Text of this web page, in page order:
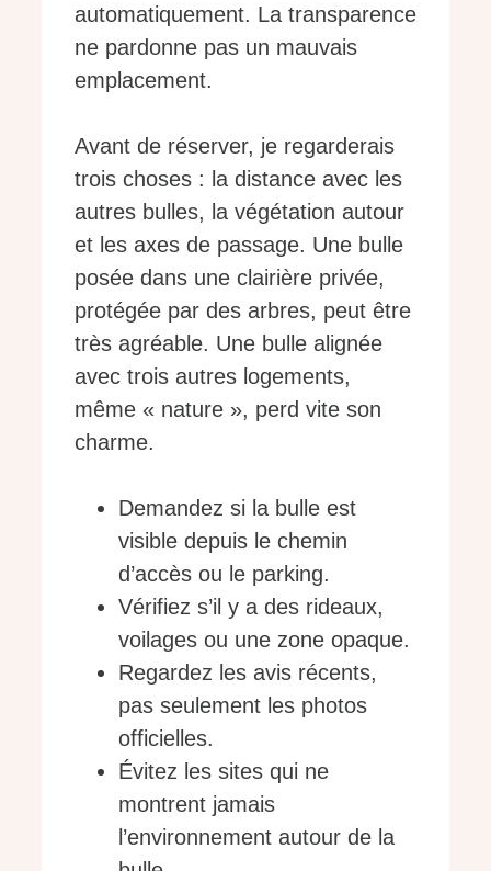
automatiquement. La transparence
ne pardonne pas un mauvais
emplacement.
Avant de réserver, je regarderais
trois choses : la distance avec les
autres bulles, la végétation autour
et les axes de passage. Une bulle
posée dans une clairière privée,
protégée par des arbres, peut être
très agréable. Une bulle alignée
avec trois autres logements,
même « nature », perd vite son
charme.
Demandez si la bulle est
visible depuis le chemin
d’accès ou le parking.
Vérifiez s’il y a des rideaux,
voilages ou une zone opaque.
Regardez les avis récents,
pas seulement les photos
officielles.
Évitez les sites qui ne
montrent jamais
l’environnement autour de la